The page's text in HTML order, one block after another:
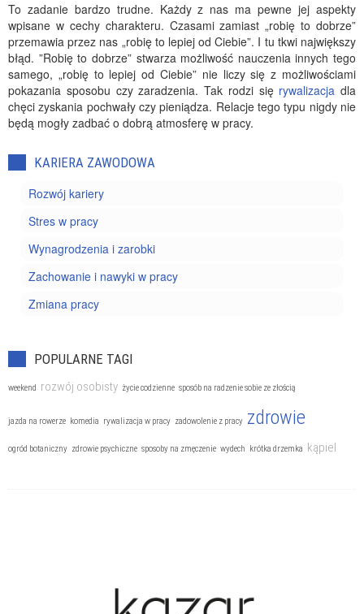
To zadanie bardzo trudne. Każdy z nas ma pewne jej aspekty
wpisane w cechy charakteru. Czasami zamiast „robię to dobrze”
przemawia przez nas „robię to lepiej od Ciebie”. I tu tkwi największy
błąd. ”Robię to dobrze” stwarza możliwość nauczenia innych tego
samego, „robię to lepiej od Ciebie” nie liczy się z możliwościami
pokazania sposobu czy zaradzenia. Tak rodzi się rywalizacja dla
chęci zyskania pochwały czy pieniądza. Relacje tego typu nigdy nie
będą mogły zadbać o dobrą atmosferę w pracy.
KARIERA ZAWODOWA
Rozwój kariery
Stres w pracy
Wynagrodzenia i zarobki
Zachowanie i nawyki w pracy
Zmiana pracy
POPULARNE TAGI
weekend rozwój osobisty życie codzienne sposób na radzenie sobie ze złością
jazda na rowerze komedia rywalizacja w pracy zadowolenie z pracy zdrowie
ogród botaniczny zdrowie psychiczne sposoby na zmęczenie wydech krótka drzemka kąpiel